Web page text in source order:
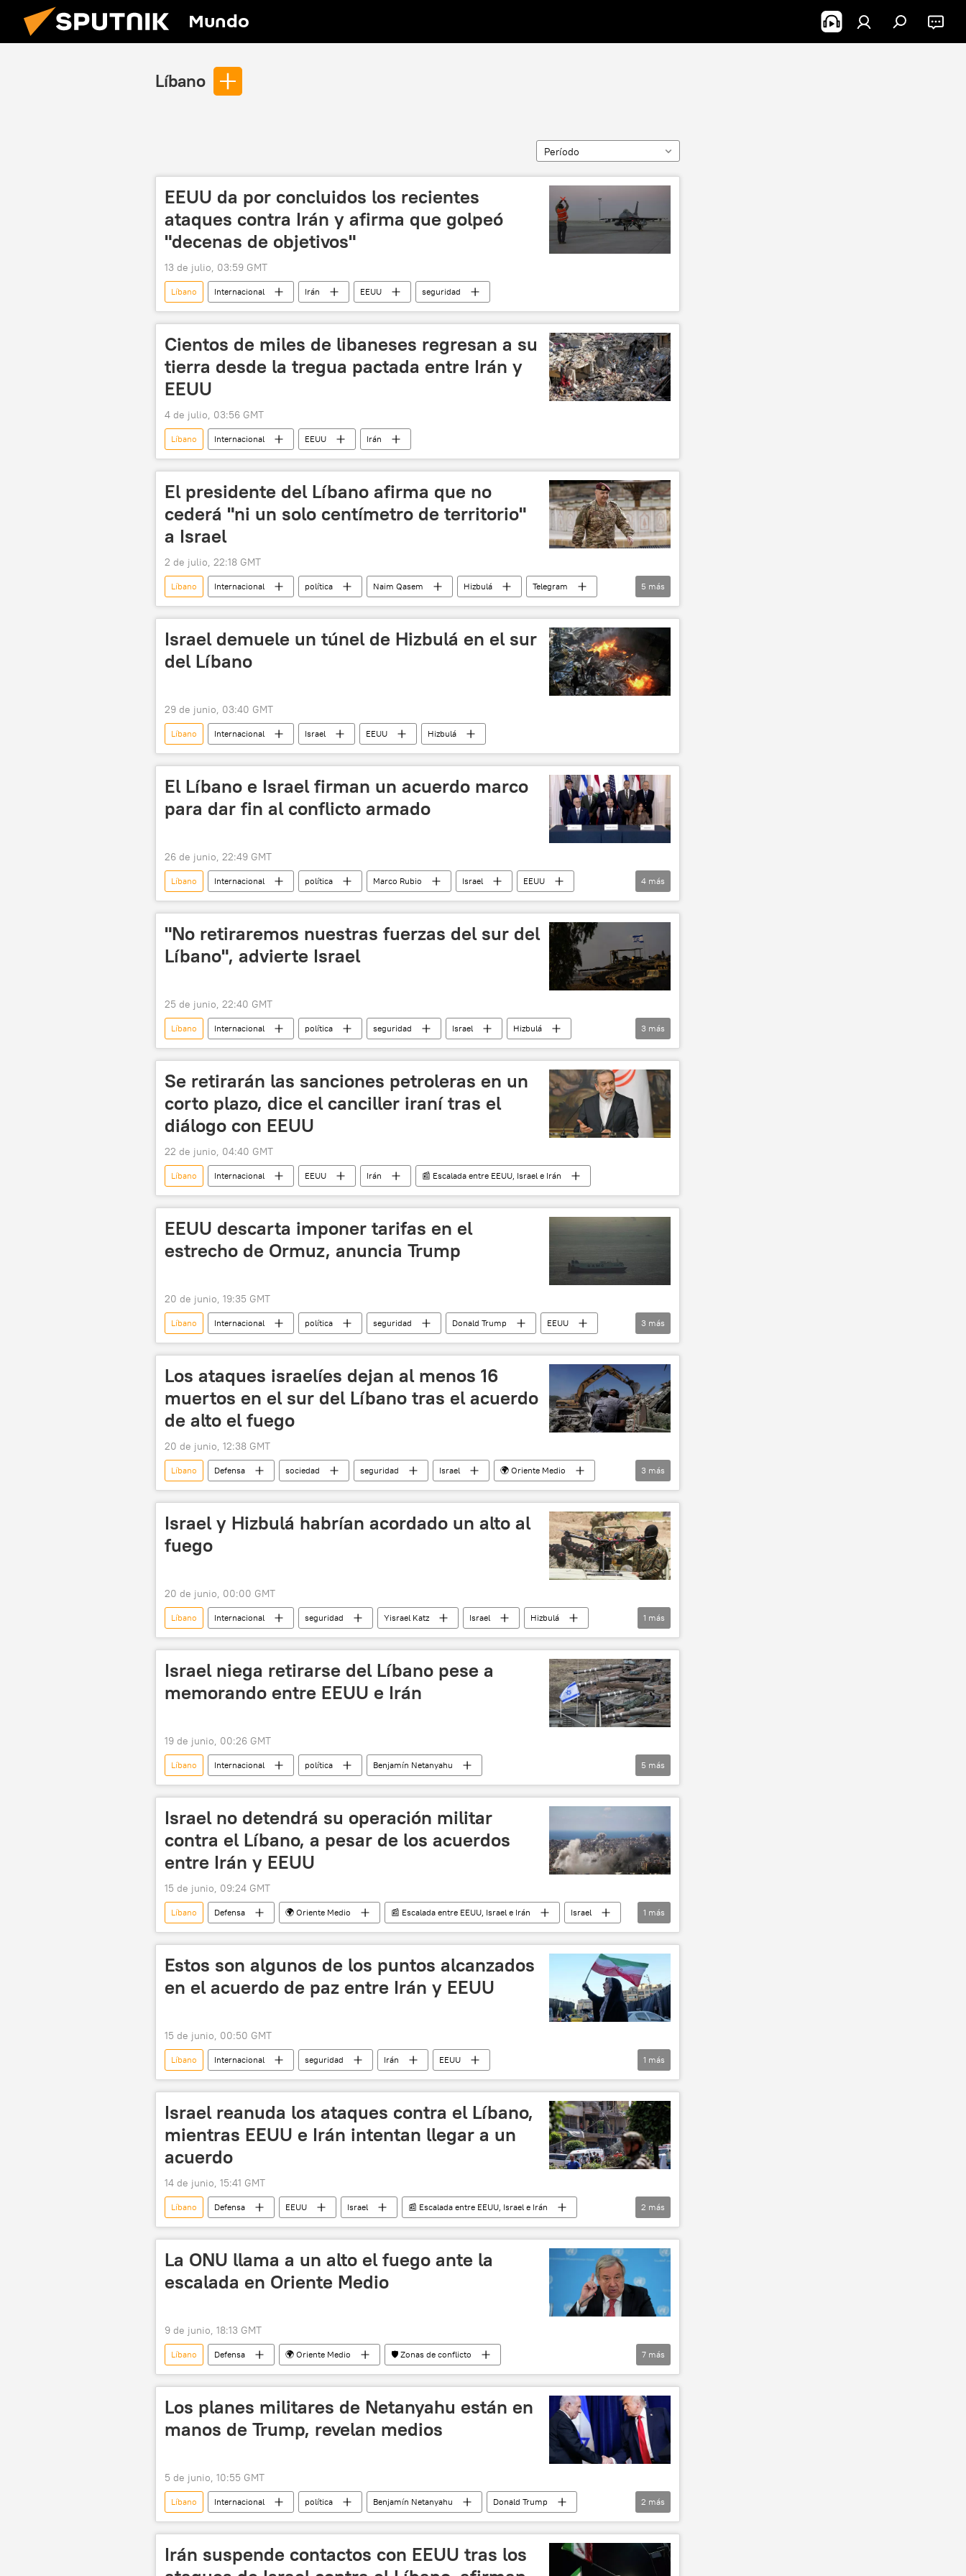
Mundo
Líbano
Período
EEUU da por concluidos los recientes
ataques contra Irán y afirma que golpeó
"decenas de objetivos"
13 de julio, 03:59 GMT
Líbano Internacional Irán EEUU seguridad
Cientos de miles de libaneses regresan a su
tierra desde la tregua pactada entre Irán y
EEUU
4 de julio, 03:56 GMT
Líbano Internacional EEUU Irán
El presidente del Líbano afirma que no
cederá "ni un solo centímetro de territorio"
a Israel
2 de julio, 22:18 GMT
Líbano Internacional política Naim Qasem Hizbulá
Telegram
Beirut
Israel Pedro Baños Bajo
Michel Aoun
5 más
Israel demuele un túnel de Hizbulá en el sur
del Líbano
29 de junio, 03:40 GMT
Líbano Internacional Israel EEUU Hizbulá
El Líbano e Israel firman un acuerdo marco
para dar fin al conflicto armado
26 de junio, 22:49 GMT
Líbano Internacional política Marco Rubio Israel
EEUU
Donald Trump
Gobierno de Israel Hizbulá seguridad
4 más
"No retiraremos nuestras fuerzas del sur del
Líbano", advierte Israel
25 de junio, 22:40 GMT
Líbano Internacional política seguridad Israel
Hizbulá
Gobierno de Israel
aeropuerto internacional Ben Gurión (Tel Aviv)
3 más
Se retirarán las sanciones petroleras en un
corto plazo, dice el canciller iraní tras el
diálogo con EEUU
22 de junio, 04:40 GMT
Líbano Internacional EEUU Irán 📰 Escalada entre EEUU, Israel e Irán
EEUU descarta imponer tarifas en el
estrecho de Ormuz, anuncia Trump
20 de junio, 19:35 GMT
Líbano Internacional política seguridad Donald Trump
EEUU
Irán
Estrecho de Ormuz 📰 Escalada entre EEUU, Israel e Irán
3 más
Los ataques israelíes dejan al menos 16
muertos en el sur del Líbano tras el acuerdo
de alto el fuego
20 de junio, 12:38 GMT
Líbano Defensa sociedad seguridad Israel
🌍 Oriente Medio
🛡️ Zonas de conflicto
📰 Escalada entre EEUU, Israel e Irán Fuerzas de Defensa de Israel (FDI)
3 más
Israel y Hizbulá habrían acordado un alto al
fuego
20 de junio, 00:00 GMT
Líbano Internacional seguridad Yisrael Katz Israel
Hizbulá
Fuerzas de Defensa de Israel (FDI)
1 más
Israel niega retirarse del Líbano pese a
memorando entre EEUU e Irán
19 de junio, 00:26 GMT
Líbano Internacional política
Benjamín Netanyahu
Fuerzas de Defensa de Israel (FDI)
Israel EEUU Donald Trump seguridad
5 más
Israel no detendrá su operación militar
contra el Líbano, a pesar de los acuerdos
entre Irán y EEUU
15 de junio, 09:24 GMT
Líbano Defensa 🌍 Oriente Medio 📰 Escalada entre EEUU, Israel e Irán
Israel
🛡️ Zonas de conflicto
1 más
Estos son algunos de los puntos alcanzados
en el acuerdo de paz entre Irán y EEUU
15 de junio, 00:50 GMT
Líbano Internacional seguridad Irán
EEUU
📰 Escalada entre EEUU, Israel e Irán
1 más
Israel reanuda los ataques contra el Líbano,
mientras EEUU e Irán intentan llegar a un
acuerdo
14 de junio, 15:41 GMT
Líbano Defensa EEUU Israel
📰 Escalada entre EEUU, Israel e Irán
🌍 Oriente Medio
Irán
2 más
La ONU llama a un alto el fuego ante la
escalada en Oriente Medio
9 de junio, 18:13 GMT
Líbano Defensa 🌍 Oriente Medio
🛡️ Zonas de conflicto
📰 Escalada entre EEUU, Israel e Irán
seguridad política
Antonio Guterres
7 más
Los planes militares de Netanyahu están en
manos de Trump, revelan medios
5 de junio, 10:55 GMT
Líbano Internacional política Benjamín Netanyahu
Donald Trump
Israel
EEUU 🌍 Oriente Medio
2 más
Irán suspende contactos con EEUU tras los